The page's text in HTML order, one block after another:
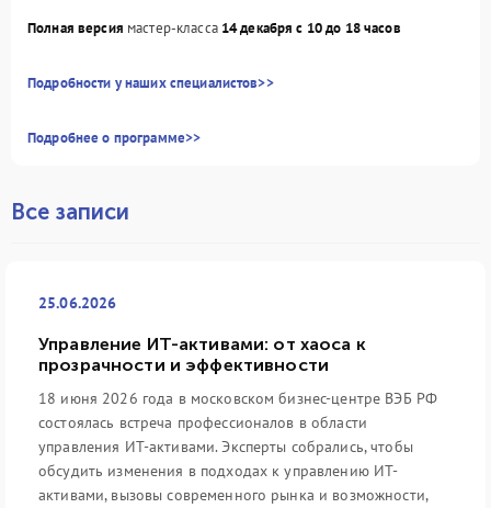
Полная версия мастер-класса 14 декабря с 10 до 18 часов
Подробности у наших специалистов>>
Подробнее о программе>>
Все записи
25.06.2026
Управление ИТ-активами: от хаоса к
прозрачности и эффективности
18 июня 2026 года в московском бизнес-центре ВЭБ РФ
состоялась встреча профессионалов в области
управления ИТ-активами. Эксперты собрались, чтобы
обсудить изменения в подходах к управлению ИТ-
активами, вызовы современного рынка и возможности,